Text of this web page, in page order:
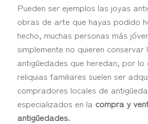
Pueden ser ejemplos las joyas
obras de arte que hayas podido
hecho, muchas personas más
simplemente no quieren conservar
antigüedades que heredan, por lo
reliquias familiares suelen ser
compradores locales de
especializados en la compra y
antigüedades.